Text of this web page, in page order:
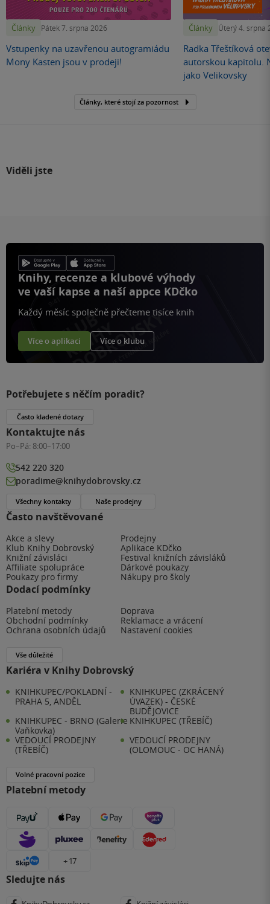
Články Pátek 7. srpna 2026
Vstupenky na uzavřenou autogramiádu
Mony Kasten jsou v prodeji!
Články Úterý 4. srpna
Radka Třeštíková
autorskou kapitolu.
jako Velikovsky
Články, které stojí za pozornost
Viděli jste
Knihy, recenze a klubové výhody
ve vaší kapse a naší appce KDčko
Každý měsíc společně přečteme tisíce knih
Více o aplikaci Více o klubu
Často navštěvované
Akce a slevy
Prodejny
Klub Knihy Dobrovský
Aplikace KDčko
Knižní závisláci
Festival knižních závisláků
Affiliate spolupráce
Dárkové poukazy
Poukazy pro firmy
Nákupy pro školy
Dodací podmínky
Platební metody
Doprava
Obchodní podmínky
Reklamace a vrácení
Ochrana osobních údajů
Nastavení cookies
Vše důležité
Kariéra v Knihy Dobrovský
KNIHKUPEC/POKLADNÍ -
PRAHA 5, ANDĚL
KNIHKUPEC (ZKRÁCENÝ
ÚVAZEK) - ČESKÉ
BUDĚJOVICE
KNIHKUPEC - BRNO (Galerie
Vaňkovka)
KNIHKUPEC (TŘEBÍČ)
VEDOUCÍ PRODEJNY
(TŘEBÍČ)
VEDOUCÍ PRODEJNY
(OLOMOUC - OC HANÁ)
Volné pracovní pozice
Platební metody
+ 17
Sledujte nás
Potřebujete s něčím poradit?
Často kladené dotazy
Kontaktujte nás
Po–Pá: 8:00–17:00
542 220 320
poradime@knihydobrovsky.cz
Všechny kontakty Naše prodejny